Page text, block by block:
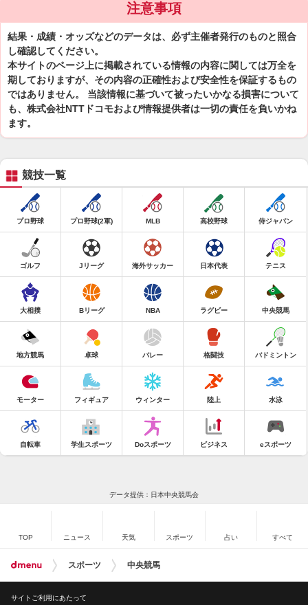
注意事項
結果・成績・オッズなどのデータは、必ず主催者発行のものと照合
し確認してください。
本サイトのページ上に掲載されている情報の内容に関しては万全を
期しておりますが、その内容の正確性および安全性を保証するもの
ではありません。 当該情報に基づいて被ったいかなる損害について
も、株式会社NTTドコモおよび情報提供者は一切の責任を負いかね
ます。
競技一覧
プロ野球 プロ野球(2軍) MLB 高校野球 侍ジャパン
ゴルフ Jリーグ 海外サッカー 日本代表 テニス
大相撲 Bリーグ NBA ラグビー 中央競馬
地方競馬 卓球 バレー 格闘技 バドミントン
モーター フィギュア ウィンター 陸上 水泳
自転車 学生スポーツ Doスポーツ ビジネス eスポーツ
データ提供：日本中央競馬会
TOP ニュース 天気 スポーツ 占い すべて
スポーツ 中央競馬
サイトご利用にあたって